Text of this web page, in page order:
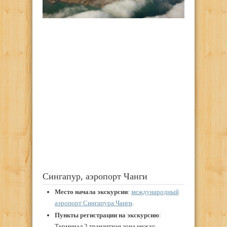
Сингапур, аэропорт Чанги
Место начала экскурсии: международный
аэропорт Сингапура Чанги.
Пункты регистрации на экскурсию: